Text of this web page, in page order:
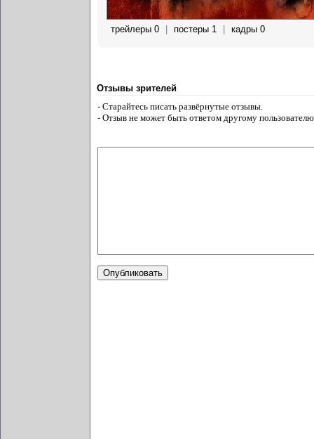
трейлеры 0 постеры 1 кадры 0
Отзывы зрителей
- Старайтесь писать развёрнутые отзывы.
- Отзыв не может быть ответом другому